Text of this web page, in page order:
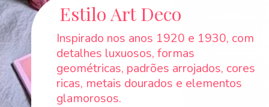
Estilo Art Deco
Inspirado nos anos 1920 e 1930, com
detalhes luxuosos, formas
geométricas, padrões arrojados, cores
ricas, metais dourados e elementos
glamorosos.